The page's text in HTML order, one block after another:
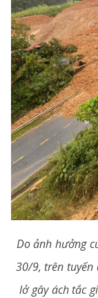
Do ảnh hưởng
30/9, trên tuyến
lở gây ách tắc